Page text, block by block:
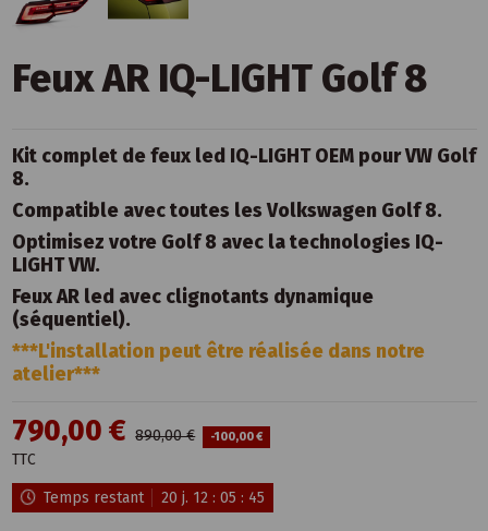
Feux AR IQ-LIGHT Golf 8
Kit complet de feux led IQ-LIGHT OEM pour VW Golf
8.
Compatible avec toutes les Volkswagen Golf 8.
Optimisez votre Golf 8 avec la technologies IQ-
LIGHT VW.
Feux AR led avec clignotants dynamique
(séquentiel).
***L'installation peut être réalisée dans notre
atelier***
790,00 € 890,00 € -100,00 €
TTC
Temps restant 20 j. 12: 05 : 45